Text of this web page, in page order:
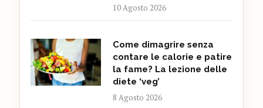
10 Agosto 2026
Come dimagrire senza
contare le calorie e patire
la fame? La lezione delle
diete ‘veg’
8 Agosto 2026